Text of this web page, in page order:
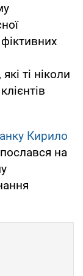
ті ніколи
Кирило
на